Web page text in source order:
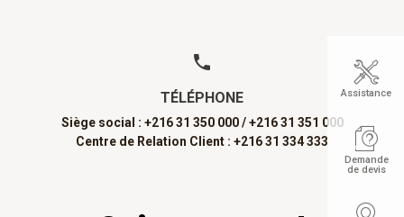
TÉLÉPHONE
Siège social : +216 31 350 000 / +216 31 351 000
Centre de Relation Client : +216 31 334 333
Assistance
Demande
de devis